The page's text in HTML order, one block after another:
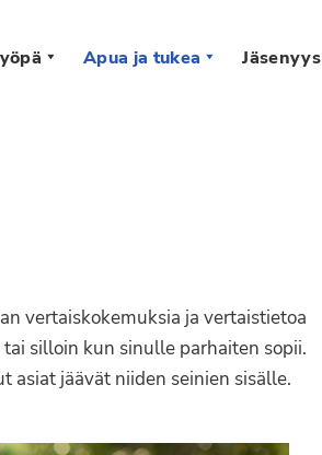
Apua ja tukea Jäsenyys
vertaiskokemuksia ja vertaistietoa
silloin kun sinulle parhaiten sopii.
jäävät niiden seinien sisälle.